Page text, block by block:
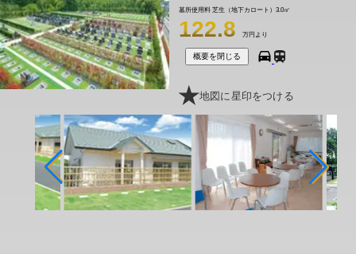
墓所使用料 芝生（地下カロート）3.0㎡
122.8 万円より
概要を閉じる
地図に星印をつける